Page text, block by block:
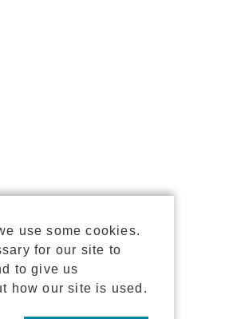
use some cookies.
for our site to
to give us
how our site is used.